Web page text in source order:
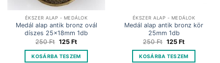
ÉKSZER ALAP - MEDÁLOK
Medál alap antik bronz ovál
díszes 25x18mm 1db
250Ft Original
was:
250 Ft.
125 FtCurrent
is:
125 Ft.
KOSÁRBA TESZEM
ÉKSZER ALAP - MEDÁLOK
Medál alap antik bronz kör
25mm 1db
250Ft Original
was:
250 Ft.
125 FtCurrent
is:
125 Ft.
KOSÁRBA TESZEM